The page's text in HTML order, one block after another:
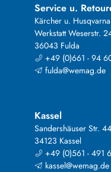
Service u.
Kärcher u. Husqvarna
Werkstatt Weserstr.
36043 Fulda
+49 (0)661 - 94
fulda@wemag.de
Kassel
Sandershäuser Str. 44
34123 Kassel
+49 (0)561 - 491
kassel@wemag.de